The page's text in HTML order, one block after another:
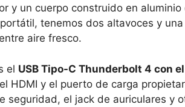
y un cuerpo construido en
tenemos dos altavoces y
aire fresco.
el USB Tipo-C Thunderbolt 4 con
HDMI y el puerto de carga
seguridad, el jack de auriculares y